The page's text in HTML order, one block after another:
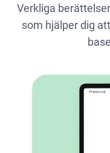
Verkliga
som hjälper dig